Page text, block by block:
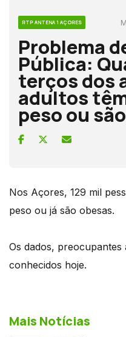
RTP ANTENA 1 AÇORES
Problema
Pública:
terços dos
adultos
peso ou
Nos Açores, 129 mil
peso ou já são obesas.
Os dados,
conhecidos hoje.
Mais Notícias